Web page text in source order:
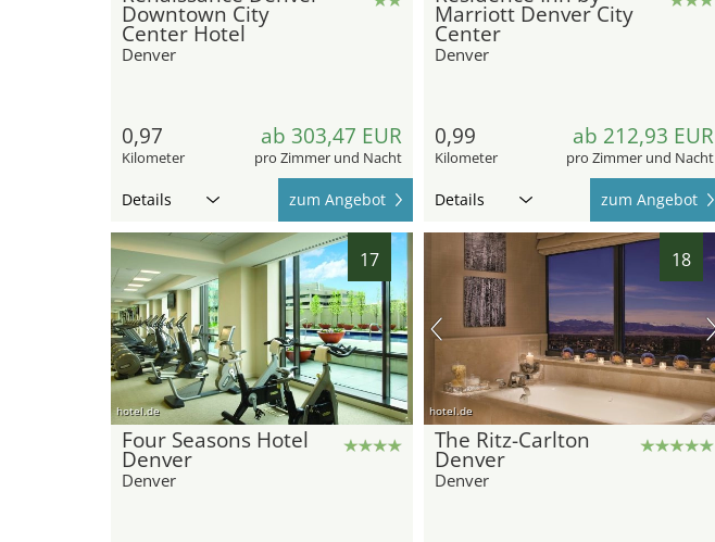
Downtown City
Center Hotel
Denver
0,97
Kilometer
ab 303,47 EUR
pro Zimmer und Nacht
Details zum Angebot
Marriott Denver City
Center
Denver
0,99
Kilometer
ab 212,93 EUR
pro Zimmer und Nacht
Details zum Angebot
17
hotel.de
Four Seasons Hotel
Denver
Denver
18
hotel.de
The Ritz-Carlton
Denver
Denver